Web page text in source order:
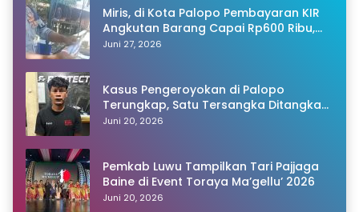
Miris, di Kota Palopo Pembayaran KIR
Angkutan Barang Capai Rp600 Ribu,
Warganet Pertanyakan Dugaan Pungli
Juni 27, 2026
Kasus Pengeroyokan di Palopo
Terungkap, Satu Tersangka Ditangkap
Polisi
Juni 20, 2026
Pemkab Luwu Tampilkan Tari Pajjaga
Baine di Event Toraya Ma’gellu’ 2026
Juni 20, 2026